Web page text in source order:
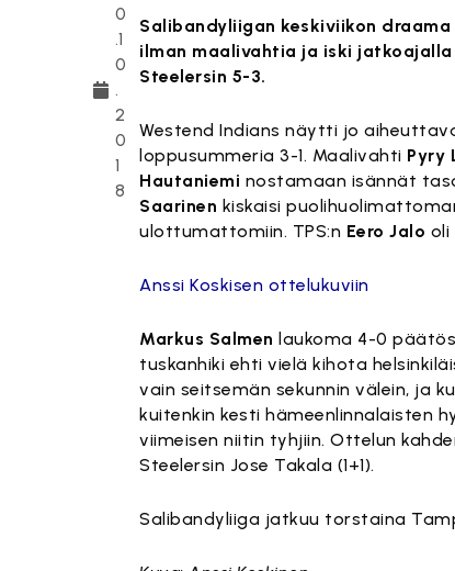
0
.1
0
.
2
0
1
8
Salibandyliigan keskiviikon
ilman maalivahtia ja iski
Steelersin 5-3.
Westend Indians näytti jo
loppusummeria 3-1. Maalivahti Pyry
Hautaniemi nostamaan isännät
Saarinen kiskaisi
ulottumattomiin. TPS:n Eero Jalo oli
Anssi Koskisen ottelukuviin
Markus Salmen laukoma 4-0
tuskanhiki ehti vielä kihota
vain seitsemän sekunnin välein, ja
kuitenkin kesti hämeenlinnalaisten
viimeisen niitin tyhjiin. Ottelun
Steelersin Jose Takala (1+1).
Salibandyliiga jatkuu torstaina